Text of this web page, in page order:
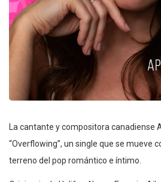
La cantante y compositora canadiense
“Overflowing”, un single que se mueve
terreno del pop romántico e íntimo.